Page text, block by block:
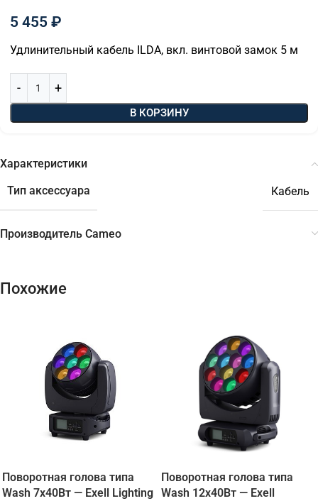
5 455 ₽
Удлинительный кабель ILDA, вкл. винтовой замок 5 м
В КОРЗИНУ
Характеристики
Тип аксессуара
Кабель
Производитель Cameo
Похожие
Поворотная голова типа
Wash 7х40Вт — Exell Lighting
Поворотная голова типа
Wash 12х40Вт — Exell